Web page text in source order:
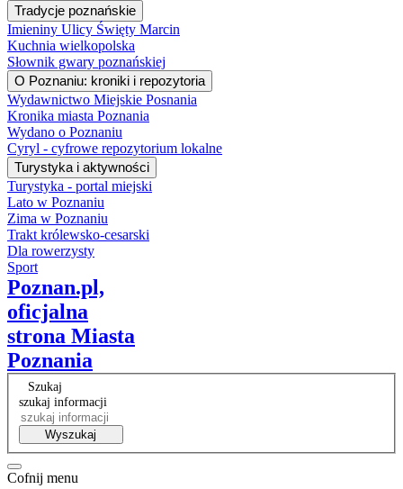
Tradycje poznańskie
Imieniny Ulicy Święty Marcin
Kuchnia wielkopolska
Słownik gwary poznańskiej
O Poznaniu: kroniki i repozytoria
Wydawnictwo Miejskie Posnania
Kronika miasta Poznania
Wydano o Poznaniu
Cyryl - cyfrowe repozytorium lokalne
Turystyka i aktywności
Turystyka - portal miejski
Lato w Poznaniu
Zima w Poznaniu
Trakt królewsko-cesarski
Dla rowerzysty
Sport
Poznan.pl,
oficjalna
strona Miasta
Poznania
Szukaj
szukaj informacji
Wyszukaj
Cofnij menu